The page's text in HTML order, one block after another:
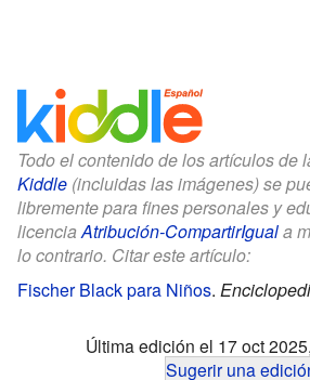
Todo el contenido de los artículos de
Kiddle (incluidas las imágenes) se
libremente para fines personales y
licenciaAtribución-CompartirIguala
lo contrario. Citar este artículo:
Fischer Black para Niños.
Última edición el 17 oct
Sugerir una